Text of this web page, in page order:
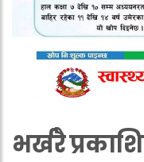
भर्खरै